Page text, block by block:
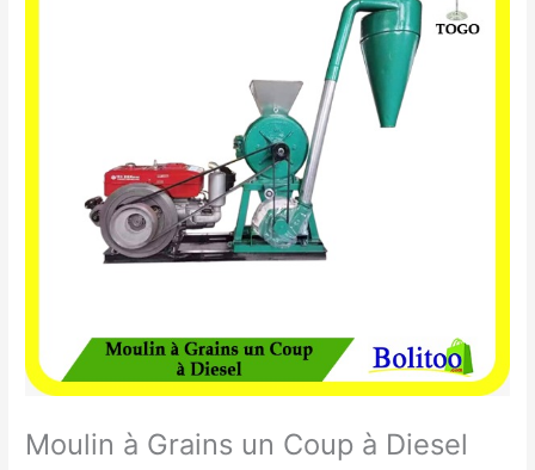
Moulin à Grains un Coup à Diesel